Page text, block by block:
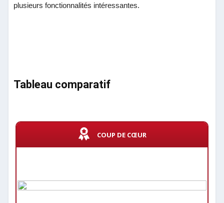
plusieurs fonctionnalités intéressantes.
Tableau comparatif
COUP DE CŒUR